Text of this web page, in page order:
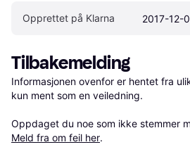
Opprettet på Klarna 2017-12-
Tilbakemelding
Informasjonen ovenfor er hentet fra
kun ment som en veiledning.
Oppdaget du noe som ikke stemmer
Meld fra om feil her.